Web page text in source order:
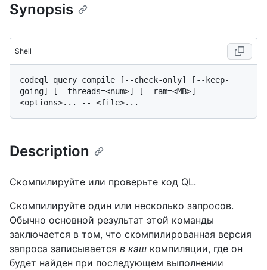
Synopsis
Shell
codeql query compile [--check-only] [--keep-
going] [--threads=<num>] [--ram=<MB>]
Description
Скомпилируйте или проверьте код QL.
Скомпилируйте один или несколько запросов.
Обычно основной результат этой команды
заключается в том, что скомпилированная версия
запроса записывается в кэш компиляции, где он
будет найден при последующем выполнении